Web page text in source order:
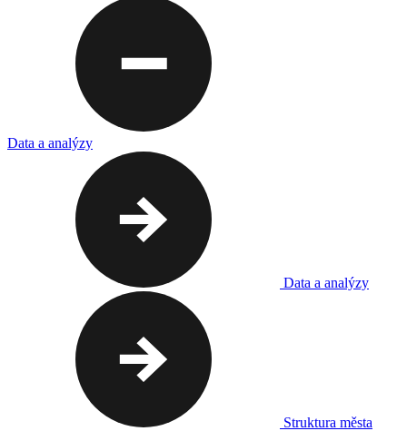
Data a analýzy
Data a analýzy
Struktura města